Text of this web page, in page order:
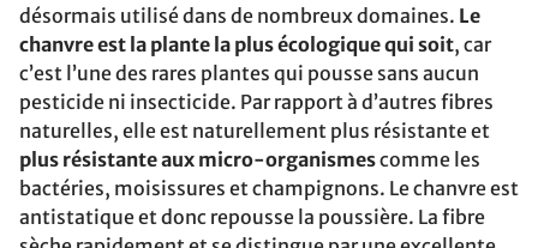
désormais utilisé dans de nombreux domaines. Le
chanvre est la plante la plus écologique qui soit, car
c’est l’une des rares plantes qui pousse sans aucun
pesticide ni insecticide. Par rapport à d’autres fibres
naturelles, elle est naturellement plus résistante et
plus résistante aux micro-organismescomme les
bactéries, moisissures et champignons. Le chanvre est
antistatique et donc repousse la poussière. La fibre